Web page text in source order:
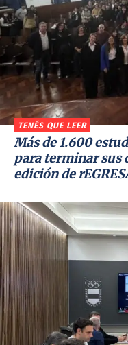
TENÉS QUE LEER
Más de 1.600
para terminar sus
edición de